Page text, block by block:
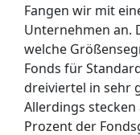
Fangen wir mit
Unternehmen an.
welche
Fonds für
dreiviertel in sehr
Allerdings
Prozent der